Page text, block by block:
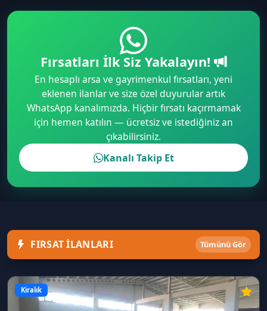
Fırsatları İlk Siz Yakalayın!
En hesaplı arsa ve gayrimenkul fırsatları, yeni
eklenen ilanlar ve size özel duyurular artık
WhatsApp kanalımızda. Hiçbir fırsatı kaçırmamak
için hemen katılın — ücretsiz ve istediğiniz an
çıkabilirsiniz.
Kanalı Takip Et
FIRSAT İLANLARI Tümünü Gör
Kiralık